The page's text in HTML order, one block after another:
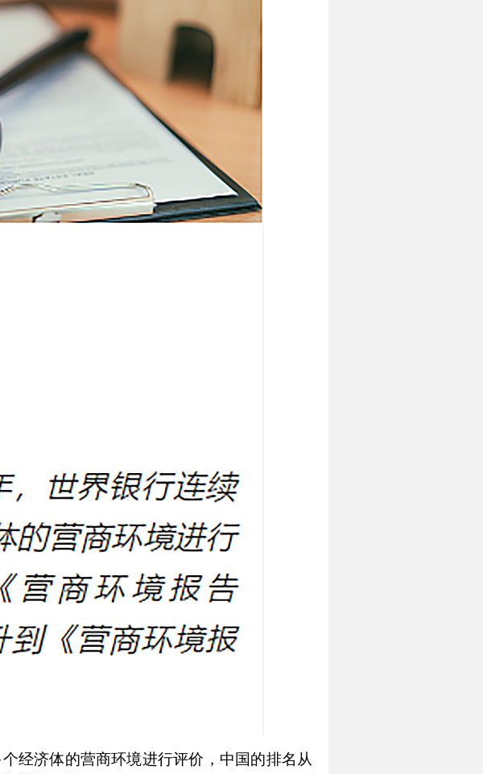
经济体的营商环境进行评价，中国的排名从